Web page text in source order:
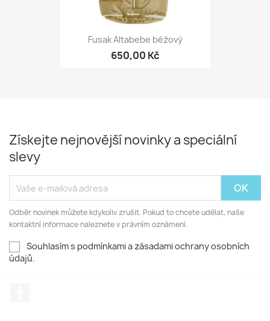
Fusak Altabebe béžový
650,00 Kč
Získejte nejnovější novinky a speciální
slevy
Odběr novinek můžete kdykoliv zrušit. Pokud to chcete udělat, naše
kontaktní informace naleznete v právním oznámení.
Souhlasím s podmínkami a zásadami ochrany osobních
údajů.